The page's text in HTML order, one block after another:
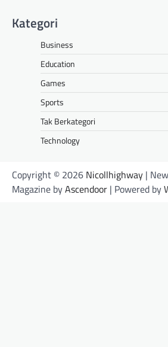
Kategori
Business
Education
Games
Sports
Tak Berkategori
Technology
Copyright © 2026 Nicollhighway |
Magazine byAscendoor | Powered by